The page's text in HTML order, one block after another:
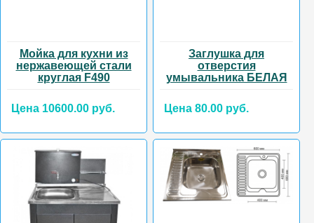
Мойка для кухни из
нержавеющей стали
круглая F490
Цена 10600.00 руб.
Заглушка для
отверстия
умывальника БЕЛАЯ
Цена 80.00 руб.